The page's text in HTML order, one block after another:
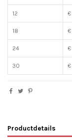
12 €
18 €
24 €
30 €
Productdetails